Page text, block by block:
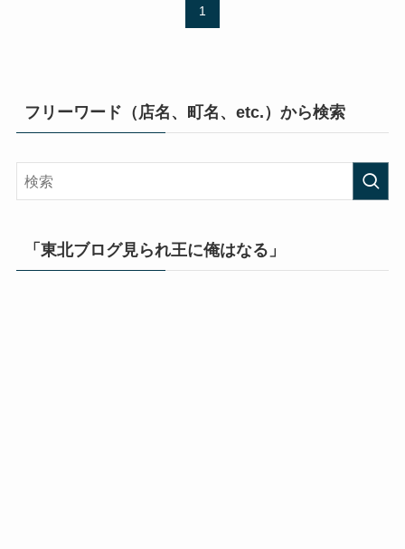
1
フリーワード（店名、町名、etc.）から検索
「東北ブログ見られ王に俺はなる」